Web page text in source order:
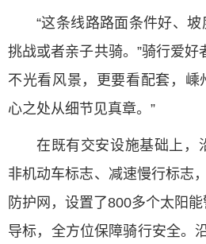
“这条线路路面条件好、
挑战或者亲子共骑。”骑行爱好
不光看风景，更要看配套，嵊
心之处从细节见真章。”
在既有交安设施基础上，
非机动车标志、减速慢行标志
防护网，设置了800多个太阳
导标，全方位保障骑行安全。